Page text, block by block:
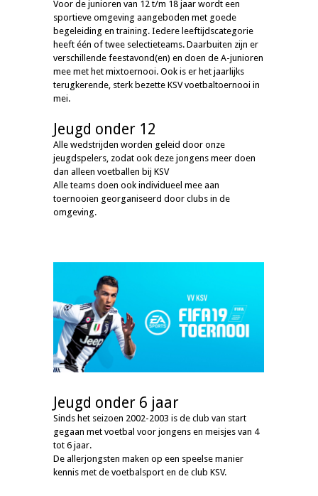
Voor de junioren van 12 t/m 18 jaar wordt een
sportieve omgeving aangeboden met goede
begeleiding en training. Iedere leeftijdscategorie
heeft één of twee selectieteams. Daarbuiten zijn er
verschillende feestavond(en) en doen de A-junioren
mee met het mixtoernooi. Ook is er het jaarlijks
terugkerende, sterk bezette KSV voetbaltoernooi in
mei.
Jeugd onder 12
Alle wedstrijden worden geleid door onze
jeugdspelers, zodat ook deze jongens meer doen
dan alleen voetballen bij KSV
Alle teams doen ook individueel mee aan
toernooien georganiseerd door clubs in de
omgeving.
Jeugd onder 6 jaar
Sinds het seizoen 2002-2003 is de club van start
gegaan met voetbal voor jongens en meisjes van 4
tot 6 jaar.
De allerjongsten maken op een speelse manier
kennis met de voetbalsport en de club KSV.